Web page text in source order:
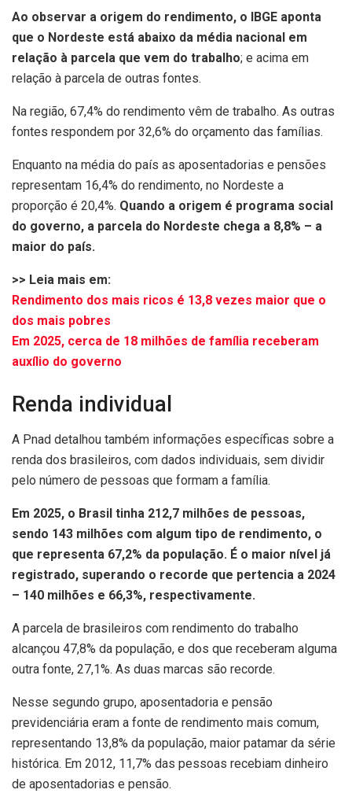
Ao observar a origem do rendimento, o IBGE aponta
que o Nordeste está abaixo da média nacional em
relação à parcela que vem do trabalho; e acima em
relação à parcela de outras fontes.
Na região, 67,4% do rendimento vêm de trabalho. As outras
fontes respondem por 32,6% do orçamento das famílias.
Enquanto na média do país as aposentadorias e pensões
representam 16,4% do rendimento, no Nordeste a
proporção é 20,4%. Quando a origem é programa social
do governo, a parcela do Nordeste chega a 8,8% – a
maior do país.
>> Leia mais em:
Rendimento dos mais ricos é 13,8 vezes maior que o
dos mais pobres
Em 2025, cerca de 18 milhões de família receberam
auxílio do governo
Renda individual
A Pnad detalhou também informações específicas sobre a
renda dos brasileiros, com dados individuais, sem dividir
pelo número de pessoas que formam a família.
Em 2025, o Brasil tinha 212,7 milhões de pessoas,
sendo 143 milhões com algum tipo de rendimento, o
que representa 67,2% da população. É o maior nível já
registrado, superando o recorde que pertencia a 2024
– 140 milhões e 66,3%, respectivamente.
A parcela de brasileiros com rendimento do trabalho
alcançou 47,8% da população, e dos que receberam alguma
outra fonte, 27,1%. As duas marcas são recorde.
Nesse segundo grupo, aposentadoria e pensão
previdenciária eram a fonte de rendimento mais comum,
representando 13,8% da população, maior patamar da série
histórica. Em 2012, 11,7% das pessoas recebiam dinheiro
de aposentadorias e pensão.